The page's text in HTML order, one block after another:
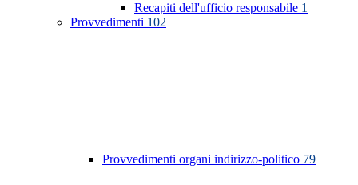
Recapiti dell'ufficio responsabile 1
Provvedimenti 102
Provvedimenti organi indirizzo-politico 79